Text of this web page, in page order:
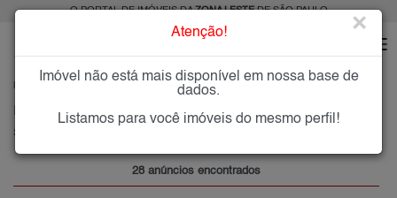
O PORTAL DE IMÓVEIS DAZONA LESTEDE SÃO PAULO
SÍTIO PINHEIRINHO
Imóveis à Venda no Sítio Pinheirinho, Zona Leste de São Paulo
Sítio Pinheirinho, Zona Leste
28 anúncios encontrados
Atenção! ×
Imóvel não está mais disponível em nossa base de
dados.
Listamos para você imóveis do mesmo perfil!